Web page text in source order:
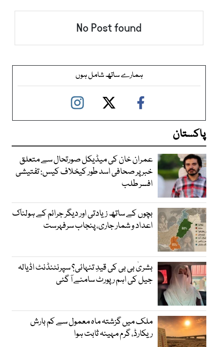
No Post found
ہمارے ساتھ شامل ہوں
پاکستان
عمران خان کی میڈیکل صورتحال سے متعلق
خبر پر صحافی اسد طور کیخلاف کیس: تفتیشی
افسر طلب
بچوں کے ساتھ زیادتی اور دیگر جرائم کے ہولناک
اعداد و شمار جاری، پنجاب سرفہرست
بشریٰ بی بی کی قیدِ تنہائی؟ سپرنٹنڈنٹ اڈیالہ
جیل کی اہم رپورٹ سامنے آ گئی
ملک میں گزشتہ ماہ معمول سے کم بارش
ریکارڈ، گرم مہینہ ثابت ہوا